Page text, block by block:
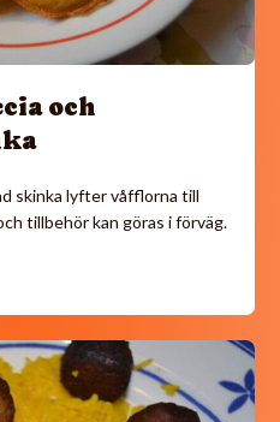
och
skinka lyfter våfflorna till
tillbehör kan göras i förväg.